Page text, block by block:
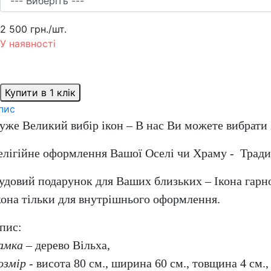
2 500 грн./шт.
У наявності
Купити в 1 клік
Великий вибір ікон – В нас Ви можете вибрати
оформлення Вашої Оселі чи Храму -
подарунок для Ваших близьких – Ікона
тільки для внутрішнього оформлення.
– дерево Вільха,
- висота 80 см., ширина 60 см., товщина 4 см.,